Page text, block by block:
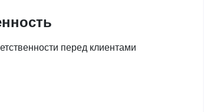
перед клиентами